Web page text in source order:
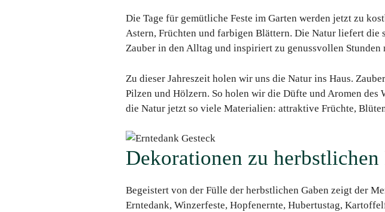
Die Tage für gemütliche Feste im Garten werden jetzt zu
Astern, Früchten und farbigen Blättern. Die Natur liefert die
Zauber in den Alltag und inspiriert zu genussvollen
Zu dieser Jahreszeit holen wir uns die Natur ins Haus.
Pilzen und Hölzern. So holen wir die Düfte und Aromen
die Natur jetzt so viele Materialien: attraktive Früchte,
Dekorationen zu herbstlichen
Begeistert von der Fülle der herbstlichen Gaben zeigt der
Erntedank, Winzerfeste, Hopfenernte, Hubertustag,